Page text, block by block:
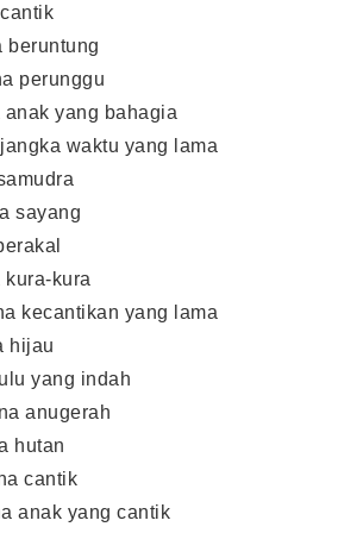
beruntung
perunggu
yang bahagia
waktu yang lama
sayang
kura-kura
kecantikan yang lama
hijau
yang indah
anugerah
hutan
cantik
anak yang cantik